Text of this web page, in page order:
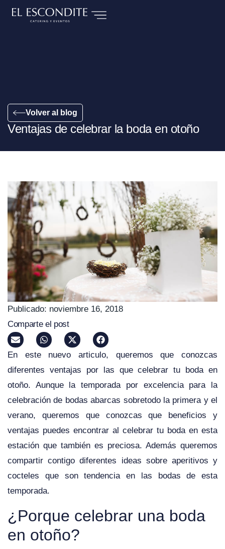
Volver al blog
Ventajas de celebrar la boda en otoño
Publicado: noviembre 16, 2018
Comparte el post
En este nuevo articulo, queremos que conozcas
diferentes ventajas por las que celebrar tu boda en
otoño. Aunque la temporada por excelencia para la
celebración de bodas abarcas sobretodo la primera y el
verano, queremos que conozcas que beneficios y
ventajas puedes encontrar al celebrar tu boda en esta
estación que también es preciosa. Además queremos
compartir contigo diferentes ideas sobre aperitivos y
cocteles que son tendencia en las bodas de esta
temporada.
¿Porque celebrar una boda
en otoño?